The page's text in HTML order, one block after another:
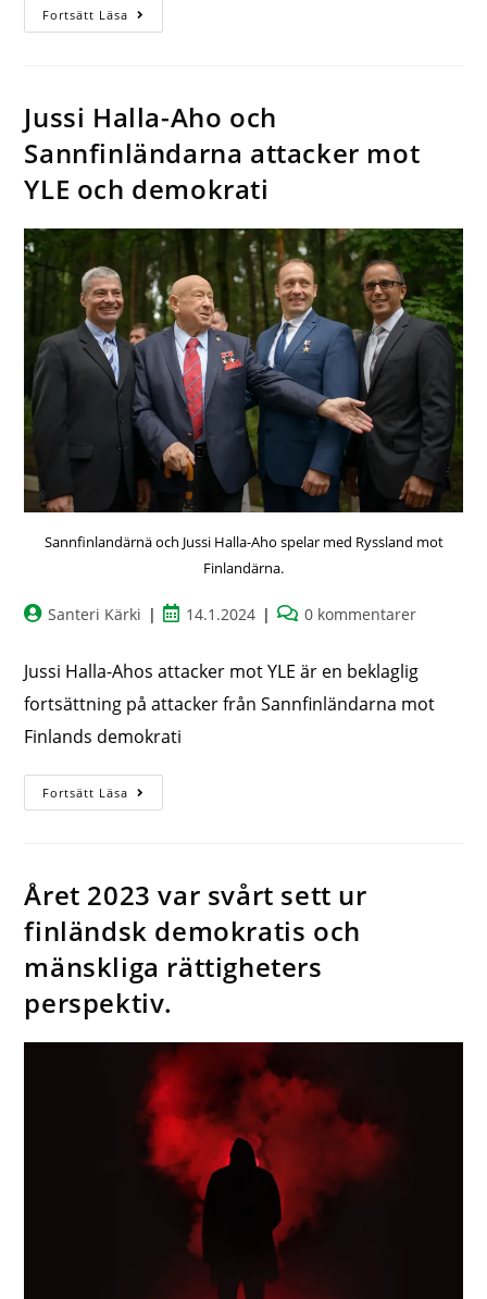
Fortsätt Läsa
Jussi Halla-Aho och
Sannfinländarna attacker mot
YLE och demokrati
Sannfinlandärnä och Jussi Halla-Aho spelar med Ryssland mot
Finlandärna.
Santeri Kärki 14.1.2024 0 kommentarer
Jussi Halla-Ahos attacker mot YLE är en beklaglig
fortsättning på attacker från Sannfinländarna mot
Finlands demokrati
Fortsätt Läsa
Året 2023 var svårt sett ur
finländsk demokratis och
mänskliga rättigheters
perspektiv.